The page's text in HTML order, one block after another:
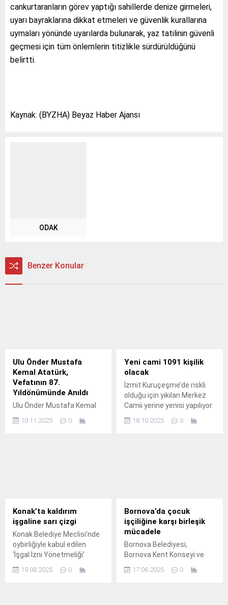
cankurtaranların görev yaptığı sahillerde denize girmeleri,
uyarı bayraklarına dikkat etmeleri ve güvenlik kurallarına
uymaları yönünde uyarılarda bulunarak, yaz tatilinin güvenli
geçmesi için tüm önlemlerin titizlikle sürdürüldüğünü
belirtti.
Kaynak: (BYZHA) Beyaz Haber Ajansı
ODAK
Benzer Konular
Ulu Önder Mustafa
Kemal Atatürk,
Vefatının 87.
Yıldönümünde Anıldı
Ulu Önder Mustafa Kemal
10.11.2025 0
Yeni cami 1091 kişilik
olacak
İzmit Kuruçeşme’de riskli
olduğu için yıkılan Merkez
Camii yerine yenisi yapılıyor.
18.10.2025 0
Konak’ta kaldırım
işgaline sarı çizgi
Konak Belediye Meclisi’nde
oybirliğiyle kabul edilen
‘İşgal İzni Yönetmeliği’
Çizgi’ uygulaması başladı.
19.08.2025 0
Bornova’da çocuk
işçiliğine karşı birleşik
mücadele
Bornova Belediyesi,
Bornova Kent Konseyi ve
birliğiyle 12 Haziran Çocuk
17.06.2025 0